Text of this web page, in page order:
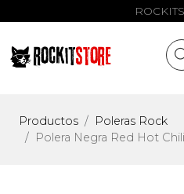
Productos
Poleras Rock
Polera Negra Red Hot